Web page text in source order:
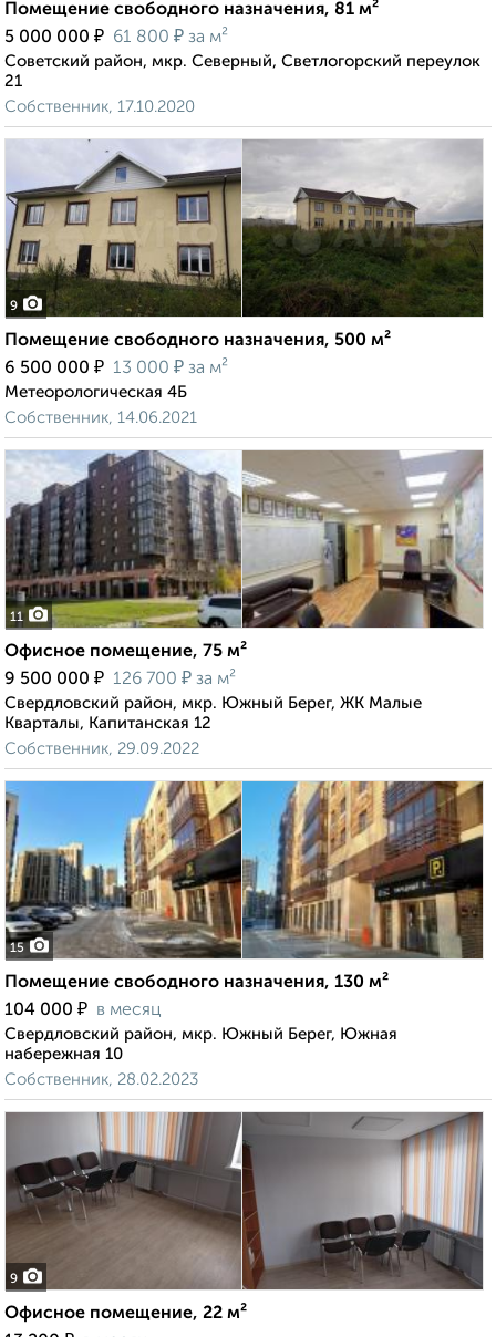
Помещение свободного назначения, 81 м²
5 000 000 ₽ 61 800 ₽ за м²
Советский район, мкр. Северный, Светлогорский переулок
21
Собственник, 17.10.2020
9
Помещение свободного назначения, 500 м²
6 500 000 ₽ 13 000 ₽ за м²
Метеорологическая 4Б
Собственник, 14.06.2021
11
Офисное помещение, 75 м²
9 500 000 ₽ 126 700 ₽ за м²
Свердловский район, мкр. Южный Берег, ЖК Малые
Кварталы, Капитанская 12
Собственник, 29.09.2022
15
Помещение свободного назначения, 130 м²
104 000 ₽ в месяц
Свердловский район, мкр. Южный Берег, Южная
набережная 10
Собственник, 28.02.2023
9
Офисное помещение, 22 м²